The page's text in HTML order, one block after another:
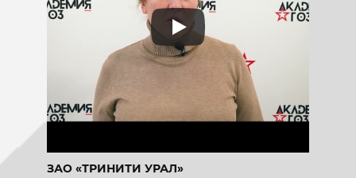
ЗАО «ТРИНИТИ УРАЛ»